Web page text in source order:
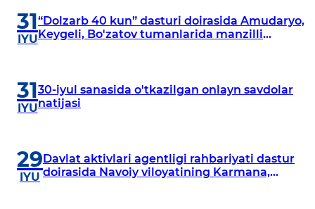
31
IYU
“Dolzarb 40 kun” dasturi doirasida Amudaryo,
Keygeli, Bo'zatov tumanlarida manzilli
31
IYU
30-iyul sanasida o'tkazilgan onlayn savdolar
natijasi
29
IYU
Davlat aktivlari agentligi rahbariyati dastur
doirasida Navoiy viloyatining Karmana,